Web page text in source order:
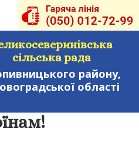
сільська рада
району,
області